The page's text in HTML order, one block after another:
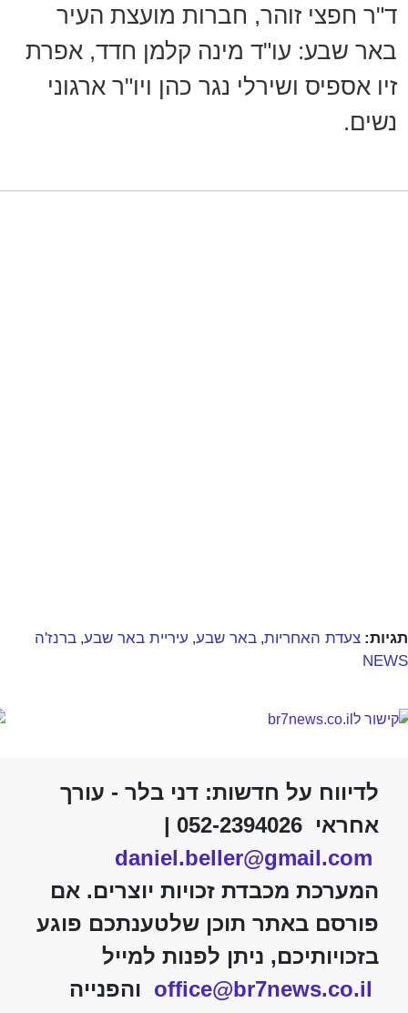
ד"ר חפצי זוהר, חברות מועצת העיר
באר שבע: עו"ד מינה קלמן חדד, אפרת
זיו אספיס ושירלי נגר כהן ויו"ר ארגוני
נשים.
תגיות: צעדת האחריות באר שבע עיריית באר שבע ברנז'ה
NEWS
לדיווח על חדשות: דני בלר - עורך
אחראי 052-2394026 |
daniel.beller@gmail.com
המערכת מכבדת זכויות יוצרים. אם
פורסם באתר תוכן שלטענתכם פוגע
בזכויותיכם, ניתן לפנות למייל
office@br7news.co.il והפנייה